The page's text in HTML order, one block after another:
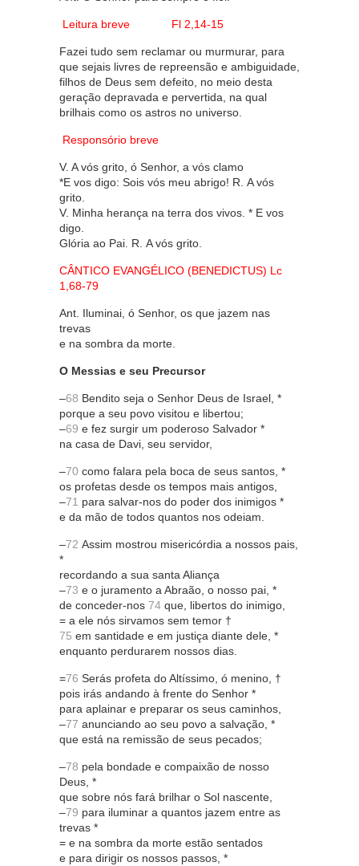
Leitura breve Fl 2,14-15
Fazei tudo sem reclamar ou murmurar, para
que sejais livres de repreensão e ambiguidade,
filhos de Deus sem defeito, no meio desta
geração depravada e pervertida, na qual
brilhais como os astros no universo.
Responsório breve
V. A vós grito, ó Senhor, a vós clamo
*E vos digo: Sois vós meu abrigo! R. A vós
grito.
V. Minha herança na terra dos vivos. * E vos
digo.
Glória ao Pai. R. A vós grito.
CÂNTICO EVANGÉLICO (BENEDICTUS) Lc
1,68-79
Ant. Iluminai, ó Senhor, os que jazem nas
trevas
e na sombra da morte.
O Messias e seu Precursor
–68 Bendito seja o Senhor Deus de Israel, *
porque a seu povo visitou e libertou;
–69 e fez surgir um poderoso Salvador *
na casa de Davi, seu servidor,
–70 como falara pela boca de seus santos, *
os profetas desde os tempos mais antigos,
–71 para salvar-nos do poder dos inimigos *
e da mão de todos quantos nos odeiam.
–72 Assim mostrou misericórdia a nossos pais,
*
recordando a sua santa Aliança
–73 e o juramento a Abraão, o nosso pai, *
de conceder-nos 74 que, libertos do inimigo,
= a ele nós sirvamos sem temor †
75 em santidade e em justiça diante dele, *
enquanto perdurarem nossos dias.
=76 Serás profeta do Altíssimo, ó menino, †
pois irás andando à frente do Senhor *
para aplainar e preparar os seus caminhos,
–77 anunciando ao seu povo a salvação, *
que está na remissão de seus pecados;
–78 pela bondade e compaixão de nosso
Deus, *
que sobre nós fará brilhar o Sol nascente,
–79 para iluminar a quantos jazem entre as
trevas *
= e na sombra da morte estão sentados
e para dirigir os nossos passos, *